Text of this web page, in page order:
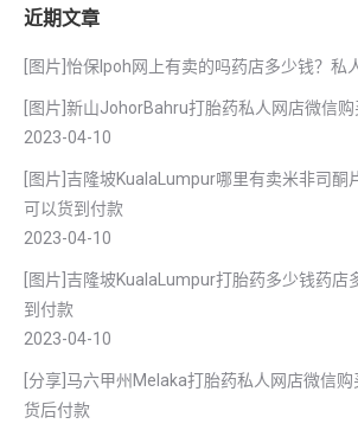
近期文章
[图片]怡保lpoh网上有卖的吗药店多少钱？私
[图片]新山JohorBahru打胎药私人网店微信
2023-04-10
[图片]吉隆坡KualaLumpur哪里有卖米非司酮
可以货到付款
2023-04-10
[图片]吉隆坡KualaLumpur打胎药多少钱药店
到付款
2023-04-10
[分享]马六甲州Melaka打胎药私人网店微信
货后付款